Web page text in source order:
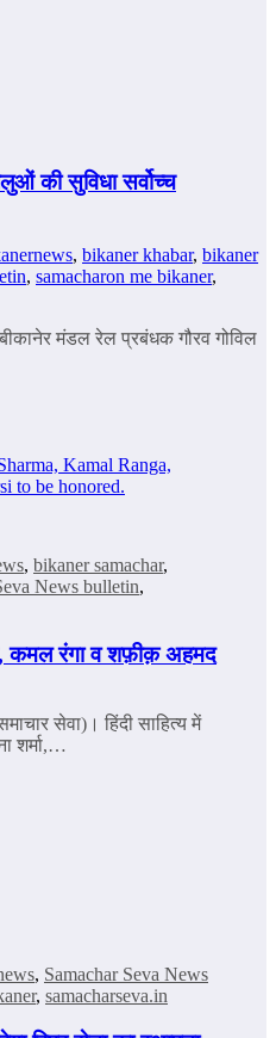
की सुविधा सर्वोच्च
, bikaner khabar, bikaner
, samacharon me bikaner,
मंडल रेल प्रबंधक गौरव गोविल
, bikaner samachar,
News bulletin,
कमल रंगा व शफ़ीक़ अहमद
सेवा)। हिंदी साहित्य में
शर्मा,…
, Samachar Seva News
, samacharseva.in